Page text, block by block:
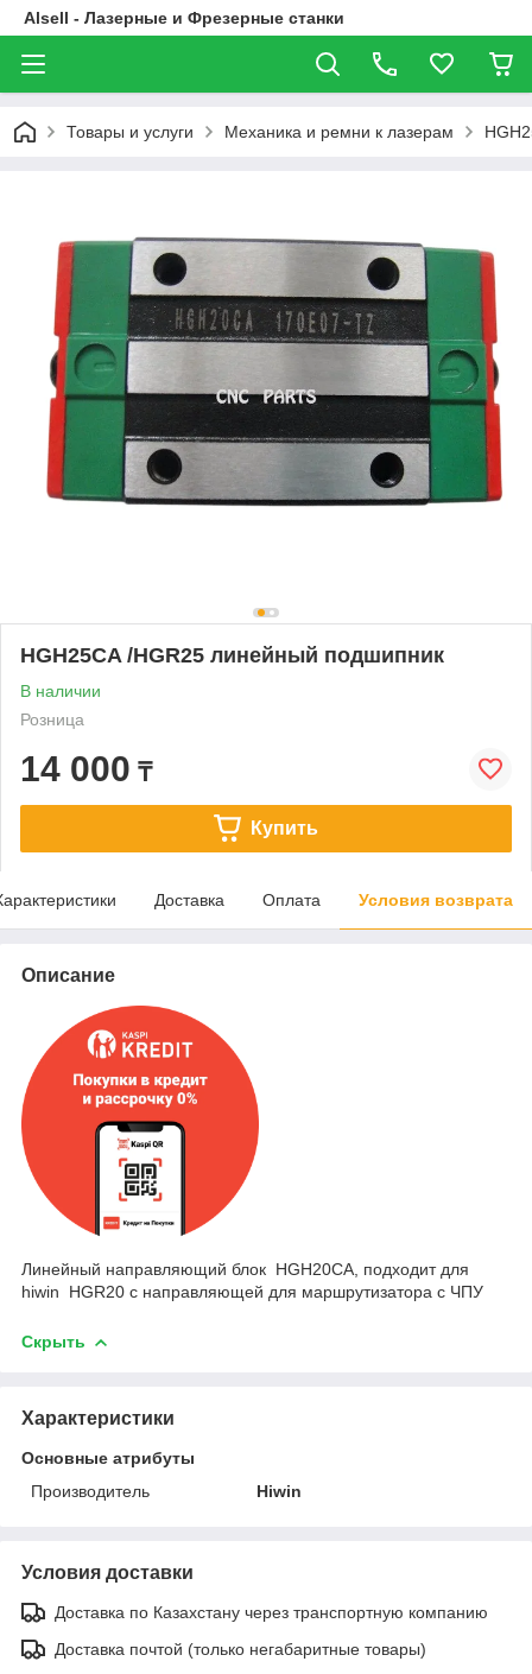
Alsell - Лазерные и Фрезерные станки
Товары и услуги Механика и ремни к лазерам
HGH25CA /HGR25 линейный подшипник
В наличии
Розница
14 000 ₸
Купить
Доставка Оплата Условия возврата
Описание
Линейный направляющий блок HGH20CA, подходит для
hiwin HGR20 с направляющей для маршрутизатора с ЧПУ
Скрыть
Характеристики
Основные атрибуты
Производитель
Hiwin
Условия доставки
Доставка по Казахстану через транспортную компанию
Доставка почтой (только негабаритные товары)